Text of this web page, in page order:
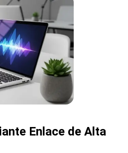
Enlace de Alta